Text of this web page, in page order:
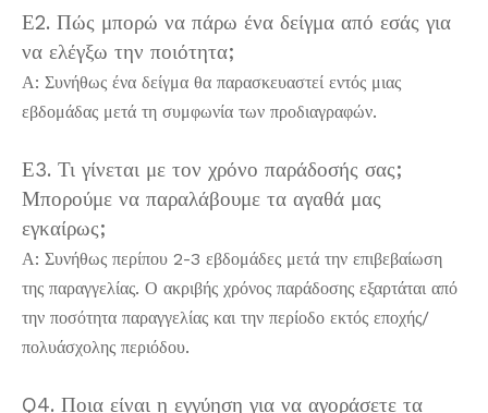
Ε2. Πώς μπορώ να πάρω ένα δείγμα από εσάς για
να ελέγξω την ποιότητα;
Α: Συνήθως ένα δείγμα θα παρασκευαστεί εντός μιας
εβδομάδας μετά τη συμφωνία των προδιαγραφών.
Ε3. Τι γίνεται με τον χρόνο παράδοσής σας;
Μπορούμε να παραλάβουμε τα αγαθά μας
εγκαίρως;
Α: Συνήθως περίπου 2-3 ​​εβδομάδες μετά την επιβεβαίωση
της παραγγελίας. Ο ακριβής χρόνος παράδοσης εξαρτάται από
την ποσότητα παραγγελίας και την περίοδο εκτός εποχής/
πολυάσχολης περιόδου.
Q4. Ποια είναι η εγγύηση για να αγοράσετε τα